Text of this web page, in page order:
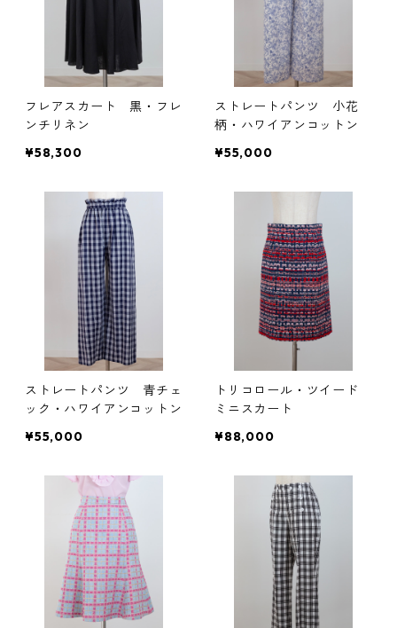
フレアスカート 黒・フレ
ンチリネン
¥58,300
ストレートパンツ 小花
柄・ハワイアンコットン
¥55,000
ストレートパンツ 青チェ
ック・ハワイアンコットン
¥55,000
トリコロール・ツイード
ミニスカート
¥88,000